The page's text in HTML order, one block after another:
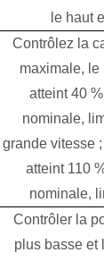
le haut
Contrôlez la
maximale,
atteint 40
nominale,
grande vitesse
atteint 110
nominale,
Contrôler la
plus basse et